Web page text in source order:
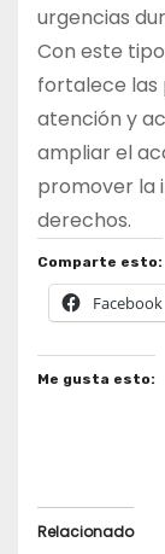
urgencias
Con este
fortalece las
atención y
ampliar el
promover la
derechos.
Comparte esto:
Facebook
Me gusta esto:
Relacionado